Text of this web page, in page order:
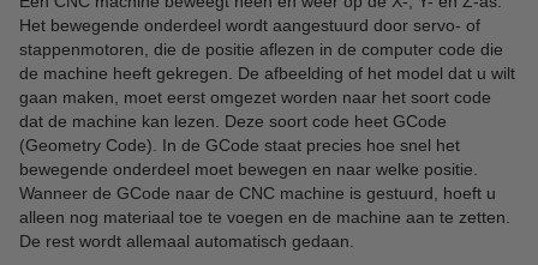
Het bewegende onderdeel wordt aangestuurd door servo- of
stappenmotoren, die de positie aflezen in de computer code die
de machine heeft gekregen. De afbeelding of het model dat u wilt
gaan maken, moet eerst omgezet worden naar het soort code
dat de machine kan lezen. Deze soort code heet GCode
(Geometry Code). In de GCode staat precies hoe snel het
bewegende onderdeel moet bewegen en naar welke positie.
Wanneer de GCode naar de CNC machine is gestuurd, hoeft u
alleen nog materiaal toe te voegen en de machine aan te zetten.
De rest wordt allemaal automatisch gedaan.